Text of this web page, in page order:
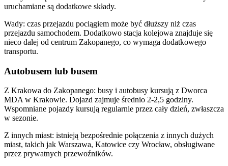
uruchamiane są dodatkowe składy.
Wady: czas przejazdu pociągiem może być dłuższy niż czas
przejazdu samochodem. Dodatkowo stacja kolejowa znajduje się
nieco dalej od centrum Zakopanego, co wymaga dodatkowego
transportu.
Autobusem lub busem
Z Krakowa do Zakopanego: busy i autobusy kursują z Dworca
MDA w Krakowie. Dojazd zajmuje średnio 2-2,5 godziny.
Wspomniane pojazdy kursują regularnie przez cały dzień, zwłaszcza
w sezonie.
Z innych miast: istnieją bezpośrednie połączenia z innych dużych
miast, takich jak Warszawa, Katowice czy Wrocław, obsługiwane
przez prywatnych przewoźników.